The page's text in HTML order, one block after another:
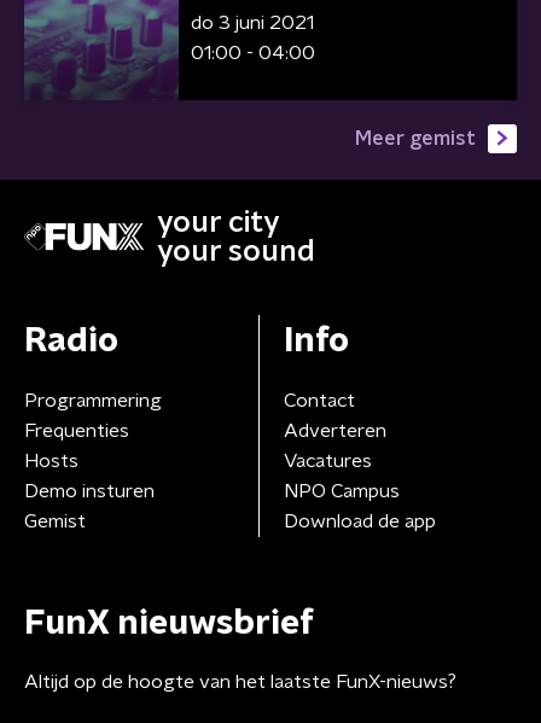
do 3 juni 2021
01:00 - 04:00
Meer gemist
your city
your sound
Radio
Programmering
Frequenties
Hosts
Demo insturen
Gemist
Info
Contact
Adverteren
Vacatures
NPO Campus
Download de app
FunX nieuwsbrief
Altijd op de hoogte van het laatste FunX-nieuws?